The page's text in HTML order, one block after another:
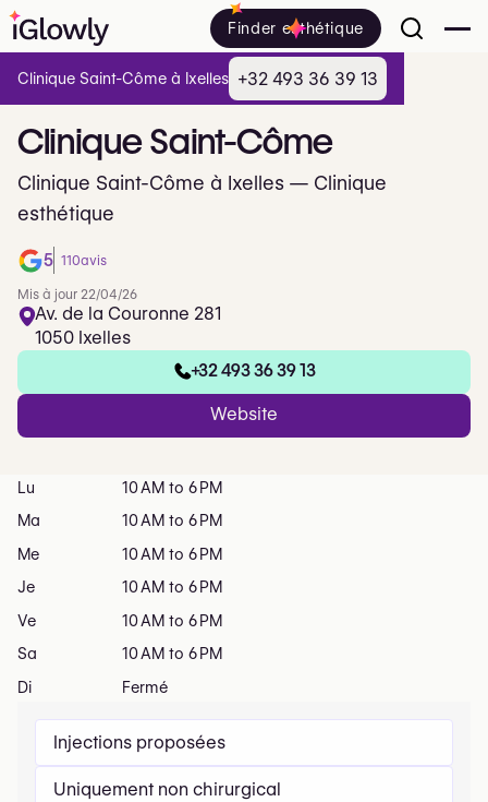
Finder esthétique
CliniqueSaint-Côme
Clinique Saint-Côme à Ixelles — Clinique
esthétique
5 110avis
Mis à jour 22/04/26
Av. de la Couronne 281
1050 Ixelles
+32 493 36 39 13
Website
Injections proposées
Uniquement non chirurgical
Lu
10 AM to 6 PM
Ma
10 AM to 6 PM
Me
10 AM to 6 PM
Je
10 AM to 6 PM
Ve
10 AM to 6 PM
Sa
10 AM to 6 PM
Di
Fermé
Clinique Saint-Côme à Ixelles +32 493 36 39 13